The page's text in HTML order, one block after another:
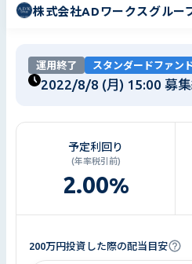
株式会社ADワークスグルー
運用終了 スタンダードファン
2022/8/8 (月) 15:00 募
予定利回り
(年率税引前)
2.00%
200万円投資した際の配当目安